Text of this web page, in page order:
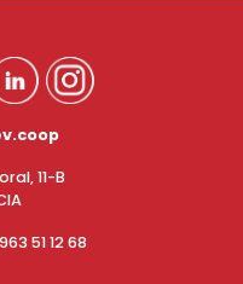
11-B
51 12 68